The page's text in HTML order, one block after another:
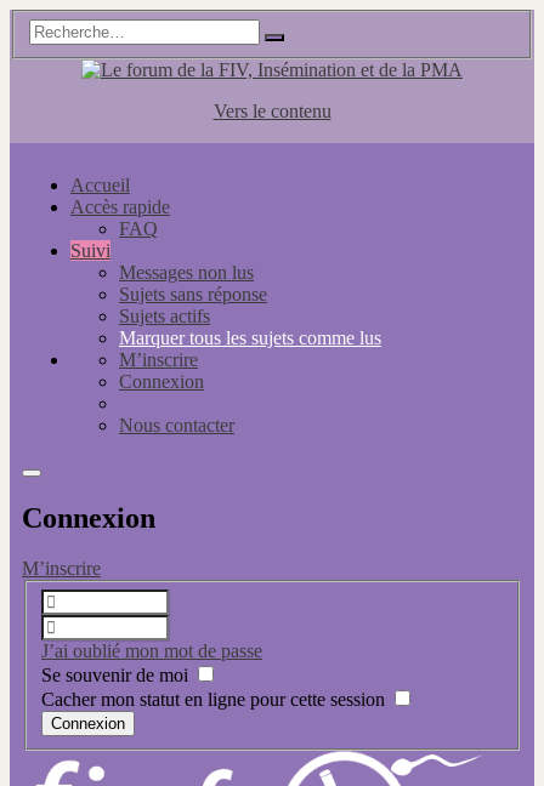
Vers le contenu
Accueil
Accès rapide
FAQ
Suivi
Messages non lus
Sujets sans réponse
Sujets actifs
Marquer tous les sujets comme lus
M’inscrire
Connexion
Nous contacter
Connexion
M’inscrire
J’ai oublié mon mot de passe
Se souvenir de moi
Cacher mon statut en ligne pour cette session